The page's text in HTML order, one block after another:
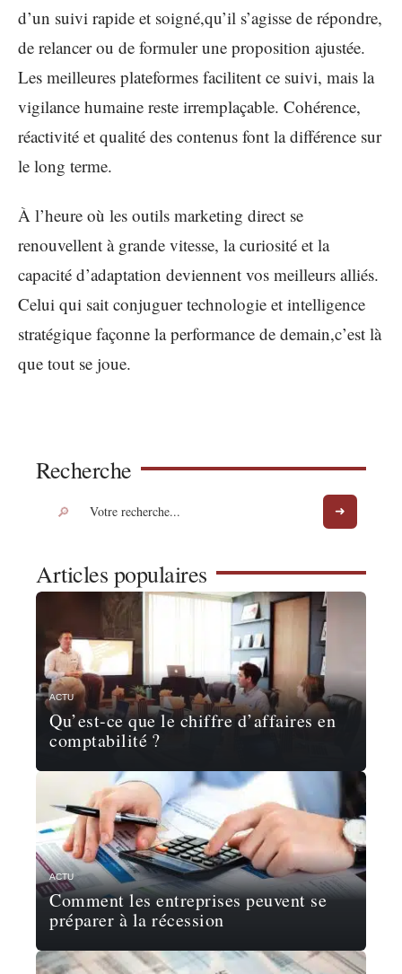
d’un suivi rapide et soigné,qu’il s’agisse de répondre,
de relancer ou de formuler une proposition ajustée.
Les meilleures plateformes facilitent ce suivi, mais la
vigilance humaine reste irremplaçable. Cohérence,
réactivité et qualité des contenus font la différence sur
le long terme.
À l’heure où les outils marketing direct se
renouvellent à grande vitesse, la curiosité et la
capacité d’adaptation deviennent vos meilleurs alliés.
Celui qui sait conjuguer technologie et intelligence
stratégique façonne la performance de demain,c’est là
que tout se joue.
Recherche
Articles populaires
ACTU
Qu’est-ce que le chiffre d’affaires en
comptabilité ?
ACTU
Comment les entreprises peuvent se
préparer à la récession